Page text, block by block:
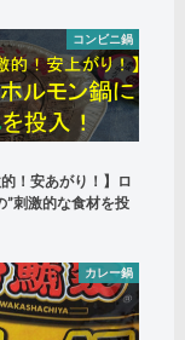
コンビニ鍋
的！安あがり！】ロ
”刺激的な食材を投
カレー鍋